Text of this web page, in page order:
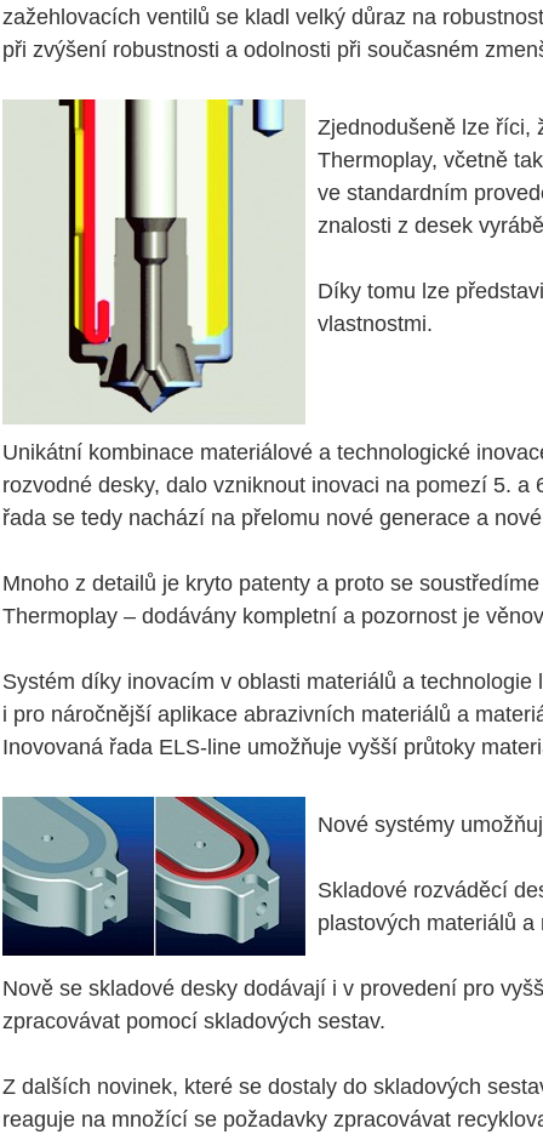
zažehlovacích ventilů se kladl velký důraz na
při zvýšení robustnosti a odolnosti při současném
Zjednodušeně lze říci,
Thermoplay, včetně
ve standardním
znalosti z desek
Díky tomu lze
vlastnostmi.
Unikátní kombinace materiálové a technologické
rozvodné desky, dalo vzniknout inovaci na pomezí 5.
řada se tedy nachází na přelomu nové generace a
Mnoho z detailů je kryto patenty a proto se
Thermoplay – dodávány kompletní a pozornost je
Systém díky inovacím v oblasti materiálů a
i pro náročnější aplikace abrazivních materiálů a
Inovovaná řada ELS-line umožňuje vyšší průtoky
Nové systémy
Skladové rozváděcí
plastových materiálů
Nově se skladové desky dodávají i v provedení pro
zpracovávat pomocí skladových sestav.
Z dalších novinek, které se dostaly do skladových
reaguje na množící se požadavky zpracovávat